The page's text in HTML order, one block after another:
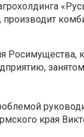
Росимущества,
края